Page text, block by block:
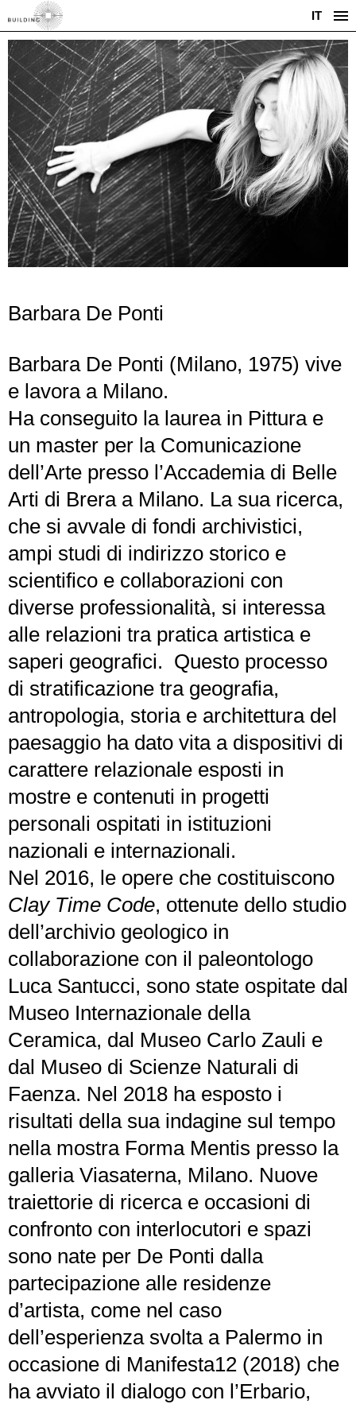
IT
Barbara De Ponti
Barbara De Ponti (Milano, 1975) vive
e lavora a Milano.
Ha conseguito la laurea in Pittura e
un master per la Comunicazione
dell’Arte presso l’Accademia di Belle
Arti di Brera a Milano. La sua ricerca,
che si avvale di fondi archivistici,
ampi studi di indirizzo storico e
scientifico e collaborazioni con
diverse professionalità, si interessa
alle relazioni tra pratica artistica e
saperi geografici. Questo processo
di stratificazione tra geografia,
antropologia, storia e architettura del
paesaggio ha dato vita a dispositivi di
carattere relazionale esposti in
mostre e contenuti in progetti
personali ospitati in istituzioni
nazionali e internazionali.
Nel 2016, le opere che costituiscono
Clay Time Code, ottenute dello studio
dell’archivio geologico in
collaborazione con il paleontologo
Luca Santucci, sono state ospitate dal
Museo Internazionale della
Ceramica, dal Museo Carlo Zauli e
dal Museo di Scienze Naturali di
Faenza. Nel 2018 ha esposto i
risultati della sua indagine sul tempo
nella mostra Forma Mentis presso la
galleria Viasaterna, Milano. Nuove
traiettorie di ricerca e occasioni di
confronto con interlocutori e spazi
sono nate per De Ponti dalla
partecipazione alle residenze
d’artista, come nel caso
dell’esperienza svolta a Palermo in
occasione di Manifesta12 (2018) che
ha avviato il dialogo con l’Erbario,